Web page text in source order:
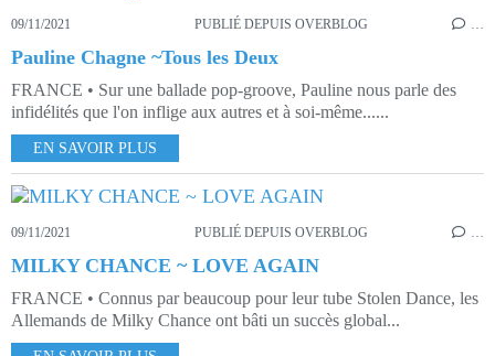
09/11/2021 PUBLIÉ DEPUIS OVERBLOG …
Pauline Chagne ~Tous les Deux
FRANCE • Sur une ballade pop-groove, Pauline nous parle des
infidélités que l'on inflige aux autres et à soi-même......
EN SAVOIR PLUS
09/11/2021 PUBLIÉ DEPUIS OVERBLOG
MILKY CHANCE ~ LOVE AGAIN
FRANCE • Connus par beaucoup pour leur tube Stolen Dance, les
Allemands de Milky Chance ont bâti un succès global...